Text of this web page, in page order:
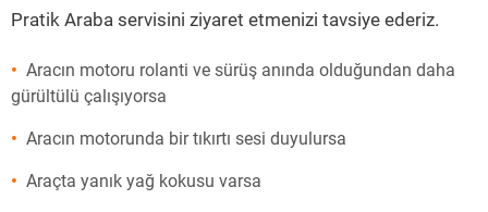
Pratik Araba servisini ziyaret etmenizi tavsiye ederiz.
Aracın motoru rolanti ve sürüş anında olduğundan daha
gürültülü çalışıyorsa
Aracın motorunda bir tıkırtı sesi duyulursa
Araçta yanık yağ kokusu varsa